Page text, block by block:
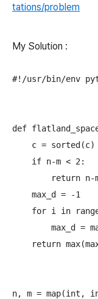
tations/problem
My Solution :
#!/usr/bin/env
def
    c = sorted(c)
    if n-m < 2:
return n-
    max_d = -1
for i in
max_d =
return
n, m = map(int,